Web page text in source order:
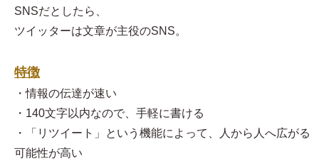
SNSだとしたら、
ツイッターは文章が主役のSNS。
特徴
・情報の伝達が速い
・140文字以内なので、手軽に書ける
・「リツイート」という機能によって、人から人へ広がる
可能性が高い